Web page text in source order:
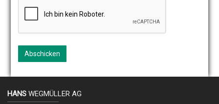
Abschicken
HANS WEGMÜLLER AG